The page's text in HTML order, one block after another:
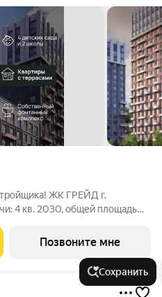
ЖК ГРЕЙД г.
4 кв. 2030, общей площадью
была представлена в
Позвоните мне
Сохранить